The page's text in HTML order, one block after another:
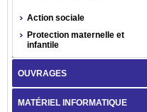
Action sociale
Protection maternelle et
infantile
OUVRAGES
MATÉRIEL INFORMATIQUE